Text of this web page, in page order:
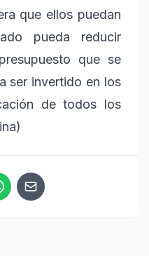
que ellos puedan
pueda reducir
que se
ser invertido en los
de todos los